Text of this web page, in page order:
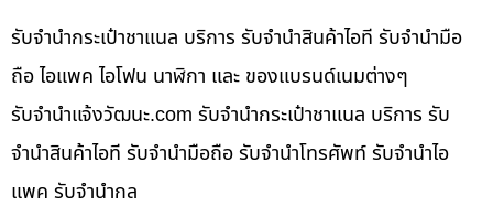
รับจำนำกระเป๋าชาแนล บริการ รับจำนำสินค้าไอที รับจำนำมือ
ถือ ไอแพค ไอโฟน นาฬิกา และ ของแบรนด์เนมต่างๆ
รับจํานําแจ้งวัฒนะ.com รับจำนำกระเป๋าชาแนล บริการ รับ
จำนำสินค้าไอที รับจำนำมือถือ รับจำนำโทรศัพท์ รับจำนำไอ
แพค รับจำนำกล